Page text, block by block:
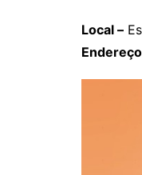
Local –